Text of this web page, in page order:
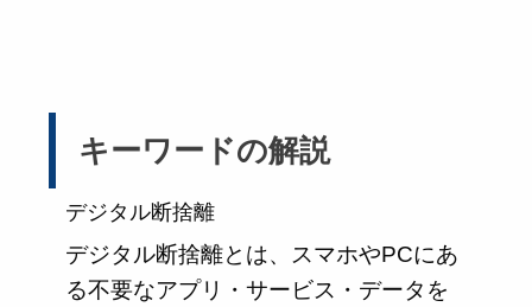
キーワードの解説
デジタル断捨離
デジタル断捨離とは、スマホやPCにあ
る不要なアプリ・サービス・データを